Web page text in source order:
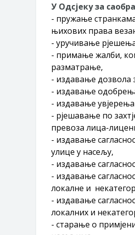
У Одсјеку за
- пружање
њихових права
- уручивање
- примање жалби,
разматрање,
- издавање дозвола
- издавање
- издавање
- рјешавање по
превоза лица-
- издавање
улице у насељу,
- издавање
- издавање
локалне и
- издавање
локалних и
- старање о